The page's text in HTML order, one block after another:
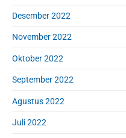
Desember 2022
November 2022
Oktober 2022
September 2022
Agustus 2022
Juli 2022